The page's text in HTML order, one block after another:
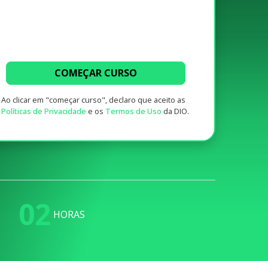
COMEÇAR CURSO
Ao clicar em "começar curso", declaro que aceito as
Políticas de Privacidade e os Termos de Uso da DIO.
02 HORAS